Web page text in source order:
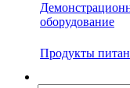
оборудование
Продукты